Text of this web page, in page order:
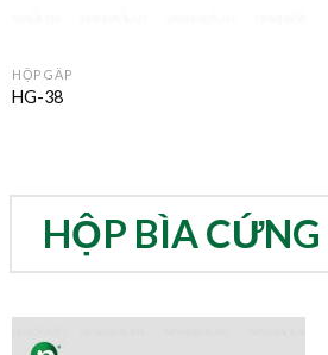
HỘP GẤP
HG-38
HỘP BÌA CỨNG